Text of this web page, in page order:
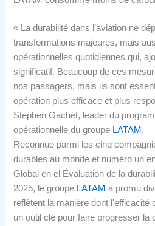
« La durabilité dans l’aviation ne
transformations majeures, mais
opérationnelles quotidiennes qui,
significatif. Beaucoup de ces
nos passagers, mais ils sont
opération plus efficace et plus
Stephen Gachet, leader du
opérationnelle du groupe LATAM .
Reconnue parmi les cinq
durables au monde et numéro un
Global en el Évaluation de la
2025, le groupe LATAM a promu
reflètent la manière dont l'efficacité
un outil clé pour faire progresser la